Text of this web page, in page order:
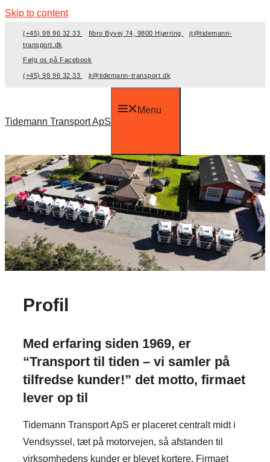
Skip to content
(+45) 98 96 32 33 Ilbro Byvej 74, 9800 Hjørring
jt@tidemann-
transport.dk
Følg os på Facebook
(+45) 98 96 32 33 jt@tidemann-transport.dk
Tidemann Transport ApS
Menu
Profil
Med erfaring siden 1969, er
“Transport til tiden – vi samler på
tilfredse kunder!” det motto, firmaet
lever op til
Tidemann Transport ApS er placeret centralt midt i
Vendsyssel, tæt på motorvejen, så afstanden til
virksomhedens kunder er blevet kortere. Firmaet